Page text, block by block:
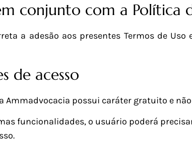
conjunto com a Política
a adesão aos presentes Termos de
de acesso
Ammadvocacia possui caráter gratuito e
funcionalidades, o usuário poderá